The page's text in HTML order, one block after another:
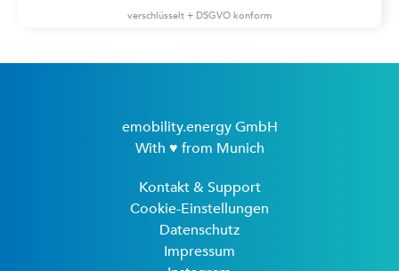
verschlüsselt + DSGVO konform
emobility.energy GmbH
With ♥ from Munich
Kontakt & Support
Cookie-Einstellungen
Datenschutz
Impressum